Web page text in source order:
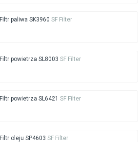
Filtr paliwa SK3960 SF Filter
Filtr powietrza SL8003 SF Filter
Filtr powietrza SL6421 SF Filter
Filtr oleju SP4603 SF Filter